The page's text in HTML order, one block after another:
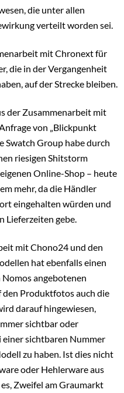
die unter allen
verteilt worden sei.
mit Chronext für
die in der Vergangenheit
auf der Strecke bleiben.
der Zusammenarbeit mit
von „Blickpunkt
Swatch Group habe durch
riesigen Shitstorm
Online-Shop – heute
mehr, da die Händler
eingehalten würden und
Lieferzeiten gebe.
mit Chono24 und den
hat ebenfalls einen
angebotenen
Produktfotos auch die
darauf hingewiesen,
sichtbar oder
sichtbaren Nummer
zu haben. Ist dies nicht
oder Hehlerware aus
Zweifel am Graumarkt